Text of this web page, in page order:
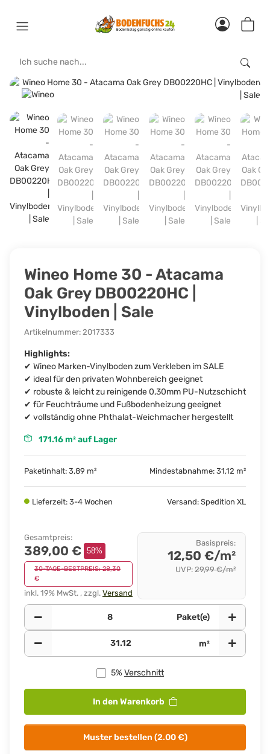
Wineo Home 30 - Atacama
Oak Grey DB00220HC |
Vinylboden | Sale
Artikelnummer: 2017333
Highlights:
✔ Wineo Marken-Vinylboden zum Verkleben im SALE
✔ ideal für den privaten Wohnbereich geeignet
✔ robuste & leicht zu reinigende 0,30mm PU-Nutzschicht
✔ für Feuchträume und Fußbodenheizung geeignet
✔ vollständig ohne Phthalat-Weichmacher hergestellt
171.16 m² auf Lager
Paketinhalt: 3,89 m² Mindestabnahme: 31,12 m²
Lieferzeit: 3-4 Wochen Versand: Spedition XL
Gesamtpreis:
389,00 € 58%
30-TAGE-BESTPREIS: 28,30
€
inkl. 19% MwSt. , zzgl. Versand
Basispreis:
12,50 €/m²
UVP: 29,99 €/m²
Paket(e)
m²
5% Verschnitt
In den Warenkorb
Muster bestellen (2.00 €)